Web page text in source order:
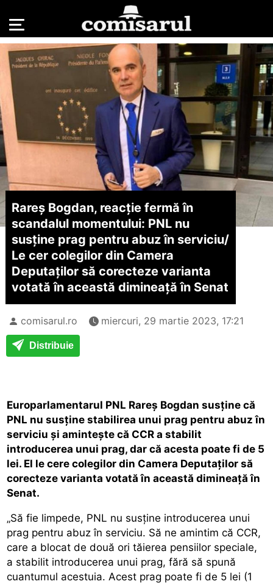
Rareș Bogdan, reacție fermă în
scandalul momentului: PNL nu
susține prag pentru abuz în serviciu/
Le cer colegilor din Camera
Deputaților să corecteze varianta
votată în această dimineață în Senat
comisarul.ro miercuri, 29 martie 2023, 17:21
Distribuie
Europarlamentarul PNL Rareș Bogdan susține că
PNL nu susține stabilirea unui prag pentru abuz în
serviciu și amintește că CCR a stabilit
introducerea unui prag, dar că acesta poate fi de 5
lei. El le cere colegilor din Camera Deputaților să
corecteze varianta votată în această dimineață în
Senat.
„Să fie limpede, PNL nu susține introducerea unui
prag pentru abuz în serviciu. Să ne amintim că CCR,
care a blocat de două ori tăierea pensiilor speciale,
a stabilit introducerea unui prag, fără să spună
cuantumul acestuia. Acest prag poate fi de 5 lei (1